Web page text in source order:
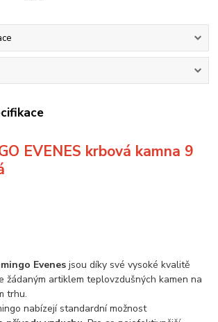
EVENES krbová kamna 9
Evenes jsou díky své vysoké kvalitě
žádaným artiklem teplovzdušných kamen na
trhu.
nabízejí standardní možnost